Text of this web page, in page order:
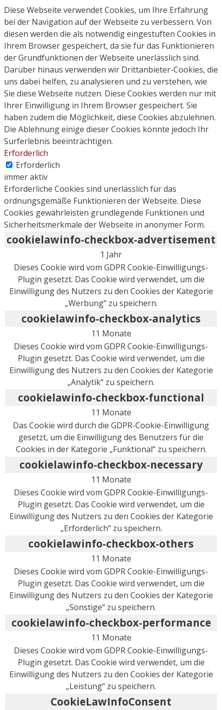
Diese Webseite verwendet Cookies, um Ihre Erfahrung
bei der Navigation auf der Webseite zu verbessern. Von
diesen werden die als notwendig eingestuften Cookies in
Ihrem Browser gespeichert, da sie für das Funktionieren
der Grundfunktionen der Webseite unerlässlich sind.
Darüber hinaus verwenden wir Drittanbieter-Cookies, die
uns dabei helfen, zu analysieren und zu verstehen, wie
Sie diese Webseite nutzen. Diese Cookies werden nur mit
Ihrer Einwilligung in Ihrem Browser gespeichert. Sie
haben zudem die Möglichkeit, diese Cookies abzulehnen.
Die Ablehnung einige dieser Cookies könnte jedoch Ihr
Surferlebnis beeinträchtigen.
Erforderlich
Erforderlich
immer aktiv
Erforderliche Cookies sind unerlässlich für das
ordnungsgemäße Funktionieren der Webseite. Diese
Cookies gewährleisten grundlegende Funktionen und
Sicherheitsmerkmale der Webseite in anonymer Form.
cookielawinfo-checkbox-advertisement
1 Jahr
Dieses Cookie wird vom GDPR Cookie-Einwilligungs-
Plugin gesetzt. Das Cookie wird verwendet, um die
Einwilligung des Nutzers zu den Cookies der Kategorie
„Werbung“ zu speichern.
cookielawinfo-checkbox-analytics
11 Monate
Dieses Cookie wird vom GDPR Cookie-Einwilligungs-
Plugin gesetzt. Das Cookie wird verwendet, um die
Einwilligung des Nutzers zu den Cookies der Kategorie
„Analytik“ zu speichern.
cookielawinfo-checkbox-functional
11 Monate
Das Cookie wird durch die GDPR-Cookie-Einwilligung
gesetzt, um die Einwilligung des Benutzers für die
Cookies in der Kategorie „Funktional“ zu speichern.
cookielawinfo-checkbox-necessary
11 Monate
Dieses Cookie wird vom GDPR Cookie-Einwilligungs-
Plugin gesetzt. Das Cookie wird verwendet, um die
Einwilligung des Nutzers zu den Cookies der Kategorie
„Erforderlich“ zu speichern.
cookielawinfo-checkbox-others
11 Monate
Dieses Cookie wird vom GDPR Cookie-Einwilligungs-
Plugin gesetzt. Das Cookie wird verwendet, um die
Einwilligung des Nutzers zu den Cookies der Kategorie
„Sonstige“ zu speichern.
cookielawinfo-checkbox-performance
11 Monate
Dieses Cookie wird vom GDPR Cookie-Einwilligungs-
Plugin gesetzt. Das Cookie wird verwendet, um die
Einwilligung des Nutzers zu den Cookies der Kategorie
„Leistung“ zu speichern.
CookieLawInfoConsent